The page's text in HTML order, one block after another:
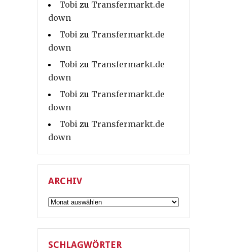
Tobi zu Transfermarkt.de
down
Tobi zu Transfermarkt.de
down
Tobi zu Transfermarkt.de
down
Tobi zu Transfermarkt.de
down
Tobi zu Transfermarkt.de
down
ARCHIV
Archiv
SCHLAGWÖRTER